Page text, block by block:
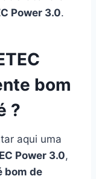
Power 3.0.
bom
?
aqui uma
Power 3.0,
bom de